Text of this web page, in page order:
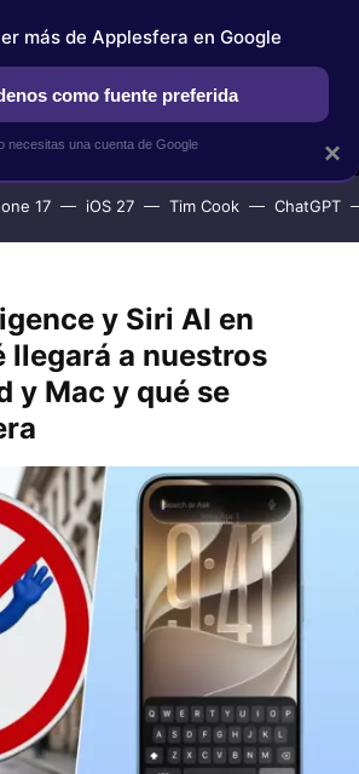
NUEVO
APPLESFERA SELECCIÓN
17 iOS 27 Tim Cook ChatGPT
y Siri AI en
llegará a nuestros
y Mac y qué se
×
más de Applesfera en Google
como fuente preferida
necesitas una cuenta de Google